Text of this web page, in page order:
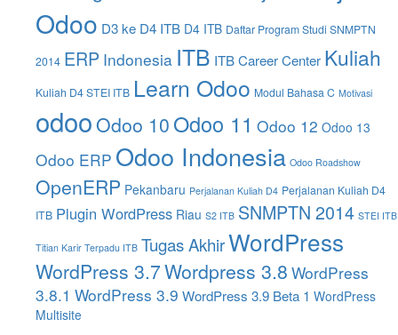
Odoo D3 ke D4 ITB D4 ITB Daftar Program Studi SNMPTN
2014 ERP Indonesia ITB ITB Career Center Kuliah
Kuliah D4 STEI ITB Learn Odoo Modul Bahasa C Motivasi
odooOdoo 10 Odoo 11 Odoo 12 Odoo 13
Odoo ERP Odoo Indonesia Odoo Roadshow
OpenERP Pekanbaru Perjalanan Kuliah D4 Perjalanan Kuliah D4
ITB Plugin WordPress Riau S2 ITB SNMPTN 2014 STEI ITB
Titian Karir Terpadu ITB Tugas AkhirWordPress
WordPress 3.7Wordpress 3.8 WordPress
3.8.1 WordPress 3.9 WordPress 3.9 Beta 1 WordPress
Multisite